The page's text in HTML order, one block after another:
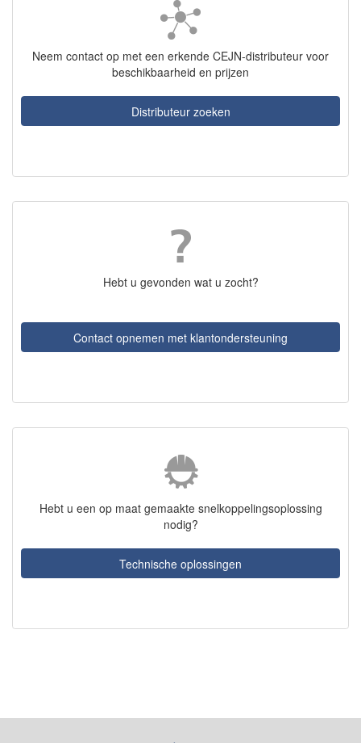
Neem contact op met een erkende CEJN-distributeur voor
beschikbaarheid en prijzen
Distributeur zoeken
Hebt u gevonden wat u zocht?
Contact opnemen met klantondersteuning
Hebt u een op maat gemaakte snelkoppelingsoplossing
nodig?
Technische oplossingen